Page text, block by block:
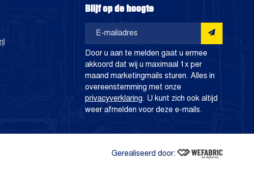
Blijf op de hoogte
Aanmelden
Door u aan te melden gaat u ermee
akkoord dat wij u maximaal 1x per
maand marketingmails sturen. Alles in
overeenstemming met onze
privacyverklaring. U kunt zich ook altijd
weer afmelden voor deze e-mails.
Gerealiseerd door: